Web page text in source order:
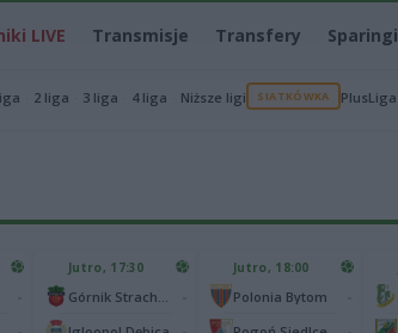
LIVE Transmisje Transfery Sparingi
2 liga 3 liga 4 liga Niższe ligi SIATKÓWKA PlusLiga
Jutro, 17:30 Jutro, 18:00
Polonia Bytom